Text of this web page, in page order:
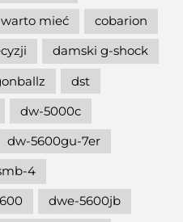
mieć
cobarion
damski g-shock
dst
dw-5000c
dw-5600gu-7er
4
dwe-5600jb